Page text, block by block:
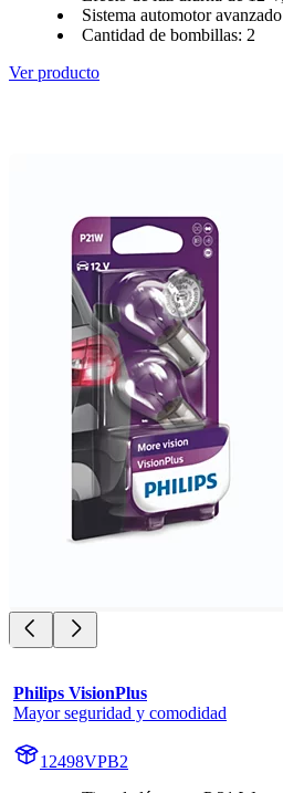
Sistema automotor avanzado
Cantidad de bombillas: 2
Ver producto
Philips VisionPlus
Mayor seguridad y comodidad
12498VPB2